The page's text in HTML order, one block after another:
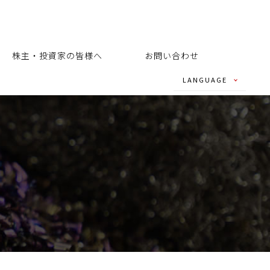
LANGUAGE
- ENGLISH
- CHINESE
株主・投資家の皆様へ お問い合わせ